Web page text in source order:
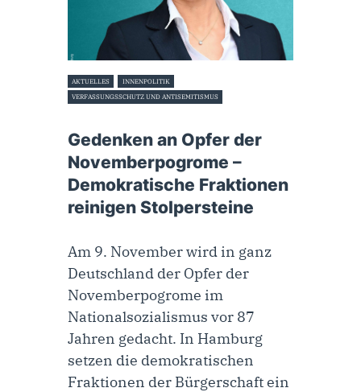
AKTUELLES
INNENPOLITIK
VERFASSUNGSSCHUTZ UND ANTISEMITISMUS
Gedenken an Opfer der
Novemberpogrome –
Demokratische Fraktionen
reinigen Stolpersteine
Am 9. November wird in ganz
Deutschland der Opfer der
Novemberpogrome im
Nationalsozialismus vor 87
Jahren gedacht. In Hamburg
setzen die demokratischen
Fraktionen der Bürgerschaft ein